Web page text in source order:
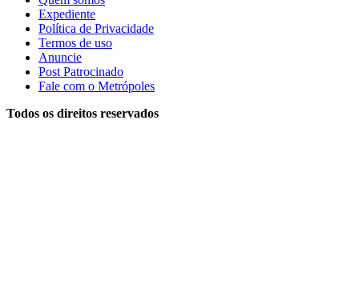
Expediente
Política de Privacidade
Termos de uso
Anuncie
Post Patrocinado
Fale com o Metrópoles
Todos os direitos reservados